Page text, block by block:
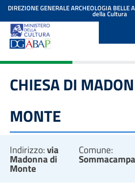
contenuto
DIREZIONE GENERALE ARCHEOLOGIA BELLE
della Cultura
CHIESA DI
MONTE
Indirizzo:via
Madonna di
Monte
Comune: